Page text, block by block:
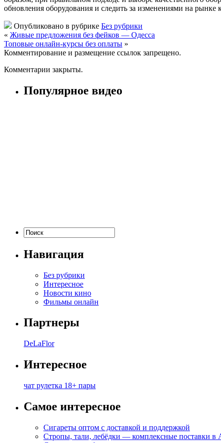
обновления оборудования и следить за изменениями на рынке
Опубликовано в рубрике Без рубрики
« Живые предложения без фейков — Одесса
Топовые онлайн-курсы без оплаты »
Комментирование и размещение ссылок запрещено.
Комментарии закрыты.
Популярное видео
Навигация
Без рубрики
Интересное
Новости кино
Фильмы онлайн
Партнеры
DeLaFlor
Интересное
чат рулетка 18+ пары
Самое интересное
Сигареты оптом с доставкой и поддержкой
Стропы, тали, лебёдки — комплексные поставки в